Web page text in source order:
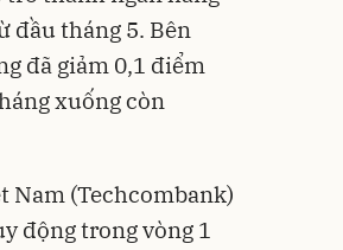
đầu tháng 5. Bên
đã giảm 0,1 điểm
xuống còn
Nam (Techcombank)
động trong vòng 1